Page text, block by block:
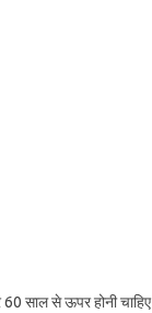
साल से ऊपर होनी चाहिए